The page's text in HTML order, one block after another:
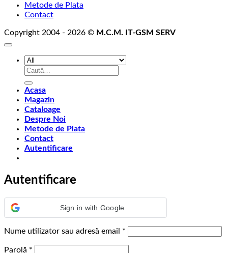
Metode de Plata
Contact
Copyright 2004 - 2026 © M.C.M. IT-GSM SERV
Caută
Acasa
Magazin
Cataloage
Despre Noi
Metode de Plata
Contact
Autentificare
Autentificare
Sign in with Google
Nume utilizator sau adresă email *
Parolă *